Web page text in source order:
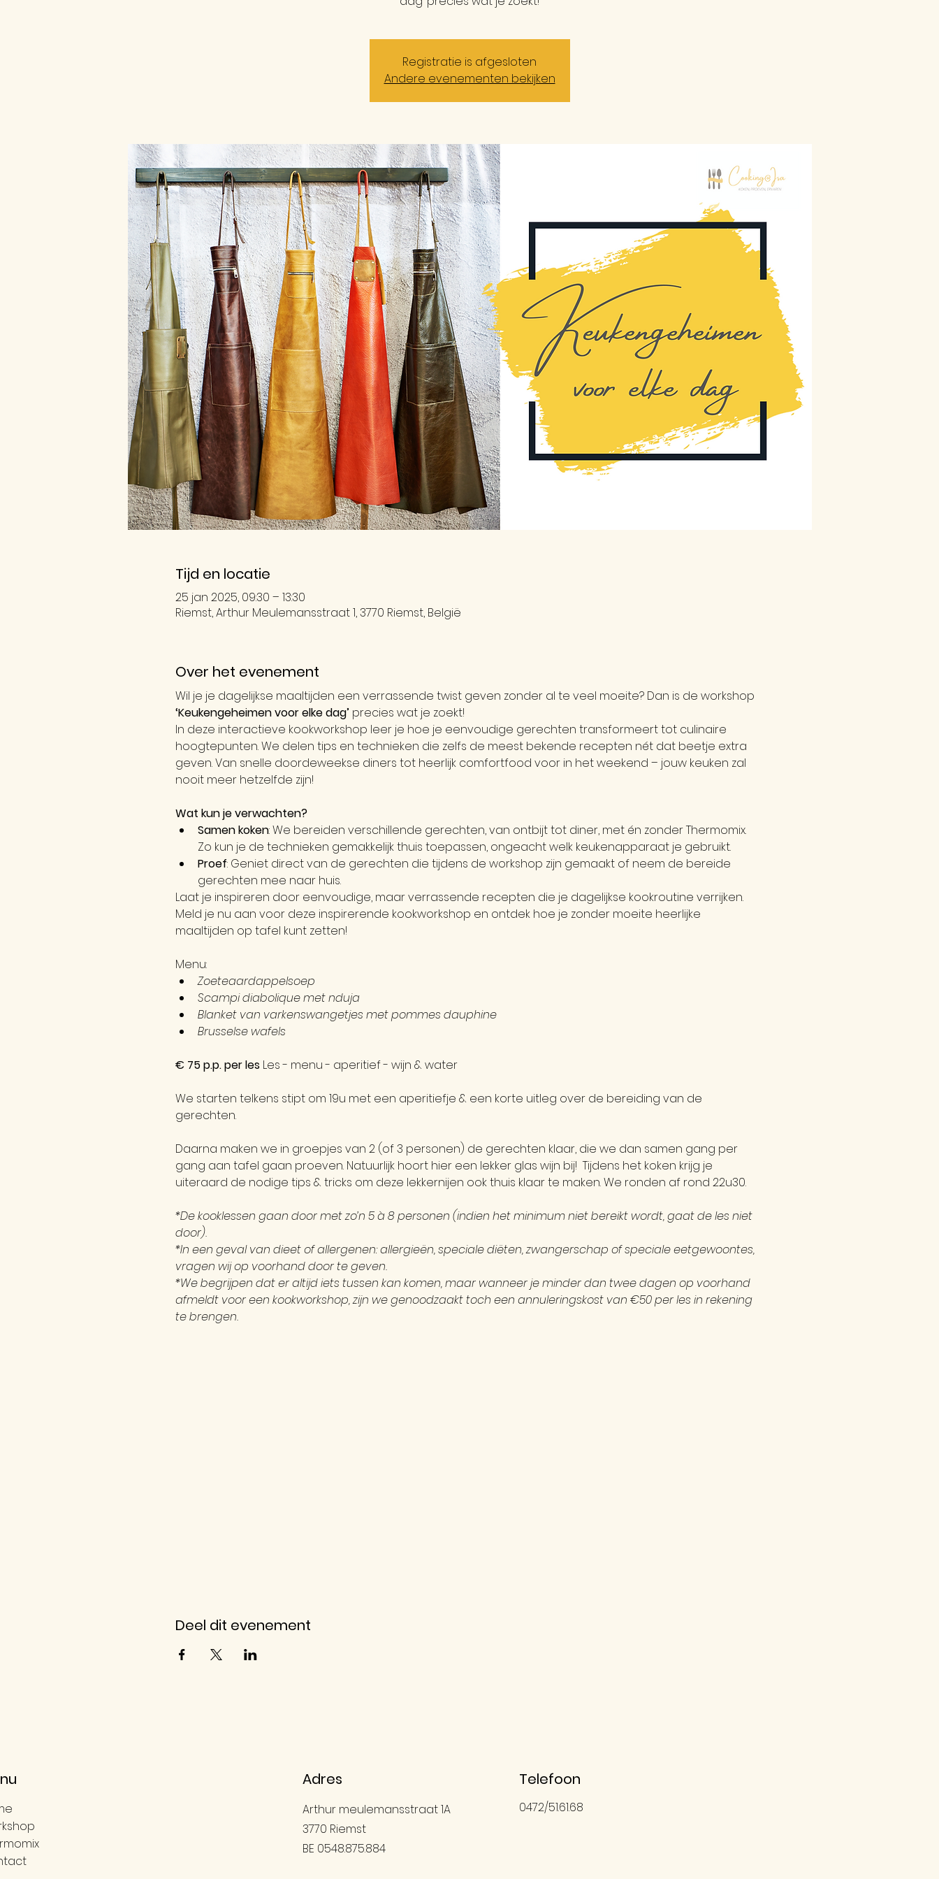
Registratie is afgesloten
Andere evenementen bekijken
Tijd en locatie
25 jan 2025, 09:30 – 13:30
Riemst, Arthur Meulemansstraat 1, 3770 Riemst, België
Over het evenement
Wil je je dagelijkse maaltijden een verrassende twist geven zonder al te veel moeite? Dan is de workshop
‘Keukengeheimen voor elke dag’ precies wat je zoekt!
In deze interactieve kookworkshop leer je hoe je eenvoudige gerechten transformeert tot culinaire
hoogtepunten. We delen tips en technieken die zelfs de meest bekende recepten nét dat beetje extra
geven. Van snelle doordeweekse diners tot heerlijk comfortfood voor in het weekend – jouw keuken zal
nooit meer hetzelfde zijn!
Wat kun je verwachten?
Samen koken: We bereiden verschillende gerechten, van ontbijt tot diner, met én zonder Thermomix.
Zo kun je de technieken gemakkelijk thuis toepassen, ongeacht welk keukenapparaat je gebruikt.
Proef: Geniet direct van de gerechten die tijdens de workshop zijn gemaakt of neem de bereide
gerechten mee naar huis.
Laat je inspireren door eenvoudige, maar verrassende recepten die je dagelijkse kookroutine verrijken.
Meld je nu aan voor deze inspirerende kookworkshop en ontdek hoe je zonder moeite heerlijke
maaltijden op tafel kunt zetten!
Menu:
Zoeteaardappelsoep
Scampi diabolique met nduja
Blanket van varkenswangetjes met pommes dauphine
Brusselse wafels
€ 75 p.p. per les Les - menu - aperitief - wijn & water
We starten telkens stipt om 19u met een aperitiefje & een korte uitleg over de bereiding van de
gerechten.
Daarna maken we in groepjes van 2 (of 3 personen) de gerechten klaar, die we dan samen gang per
gang aan tafel gaan proeven. Natuurlijk hoort hier een lekker glas wijn bij!  Tijdens het koken krijg je
uiteraard de nodige tips & tricks om deze lekkernijen ook thuis klaar te maken. We ronden af rond 22u30.
*De kooklessen gaan door met zo’n 5 à 8 personen (indien het minimum niet bereikt wordt, gaat de les niet
door).
*In een geval van dieet of allergenen: allergieën, speciale diëten, zwangerschap of speciale eetgewoontes,
vragen wij op voorhand door te geven.
*We begrijpen dat er altijd iets tussen kan komen, maar wanneer je minder dan twee dagen op voorhand
afmeldt voor een kookworkshop, zijn we genoodzaakt toch een annuleringskost van €50 per les in rekening
te brengen.
Deel dit evenement
Adres
Arthur meulemansstraat 1A
3770 Riemst
BE 0548.875.884
Telefoon
0472/51.61.68